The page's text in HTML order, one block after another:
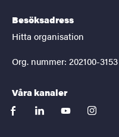
Besöksadress
Hitta organisation
Org. nummer: 202100-3153
Våra kanaler
facebooklinkedinyoutubeinstagram